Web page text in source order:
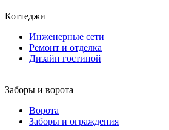
Коттеджи
Инженерные сети
Ремонт и отделка
Дизайн гостиной
Заборы и ворота
Ворота
Заборы и ограждения